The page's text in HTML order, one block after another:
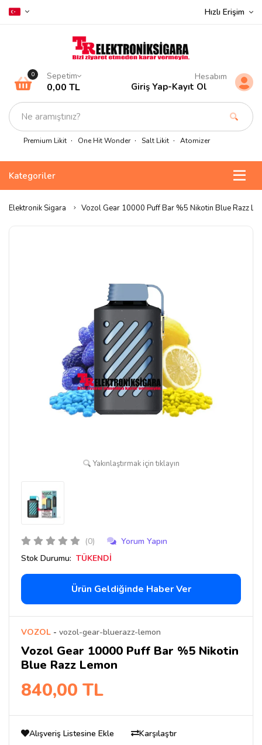
Hızlı Erişim
Premium Likit One Hit Wonder Salt Likit Atomizer
0 Sepetim
0,00 TL
Hesabım
Giriş Yap-Kayıt Ol
Kategoriler
Elektronik Sigara Vozol Gear 10000 Puff Bar %5 Nikotin Blue Razz
Yakınlaştırmak için tıklayın
(0)
Yorum Yapın
Stok Durumu: TÜKENDİ
Ürün Geldiğinde Haber Ver
VOZOL - vozol-gear-bluerazz-lemon
Vozol Gear 10000 Puff Bar %5 Nikotin
Blue Razz Lemon
840,00 TL
Alışveriş Listesine Ekle Karşılaştır